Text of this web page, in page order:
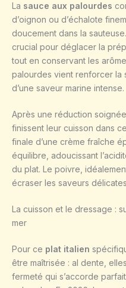
La sauce aux palourdes
d’oignon ou d’échalote
doucement dans la
crucial pour déglacer la
tout en conservant les
palourdes vient renforcer la
d’une saveur marine intense.
Après une réduction
finissent leur cuisson dans
finale d’une crème fraîche
équilibre, adoucissant
du plat. Le poivre,
écraser les saveurs
La cuisson et le dressage :
mer
Pour ce plat italien
être maîtrisée : al dente,
fermeté qui s’accorde